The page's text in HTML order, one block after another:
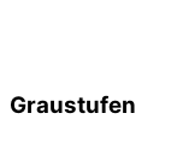
Graustufen